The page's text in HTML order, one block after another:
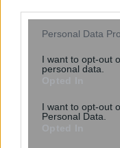
Please note that this
not limited to your
grant or deny
consent section.
Personal Data
I want to opt-out
personal data.
I want to opt-out
Personal Data.